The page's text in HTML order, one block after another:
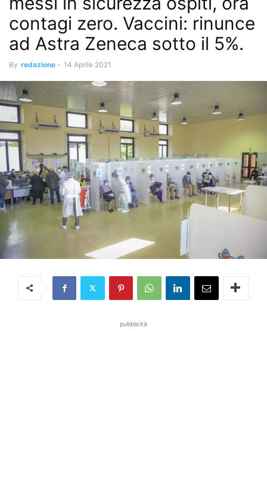
contagi zero. Vaccini: rinunce
ad Astra Zeneca sotto il 5%.
By redazione - 14 Aprile 2021
pubblicità